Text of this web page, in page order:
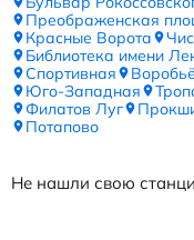
Преображенская
Красные Ворота
Библиотека имени
Спортивная
Юго-Западная
Филатов Луг
Потапово
Не нашли свою